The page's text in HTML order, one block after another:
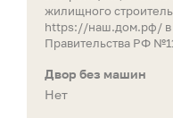
жилищного
https://наш.дом.рф/
Правительства РФ
Двор без машин
Нет